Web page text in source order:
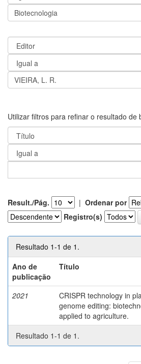
Utilizar filtros para refinar o resultado de
Result./Pág. | Ordenar por
Registro(s)
Resultado 1-1 de 1.
Ano de
publicação
Título
2021
CRISPR technology in
genome editing:
applied to agriculture.
Resultado 1-1 de 1.